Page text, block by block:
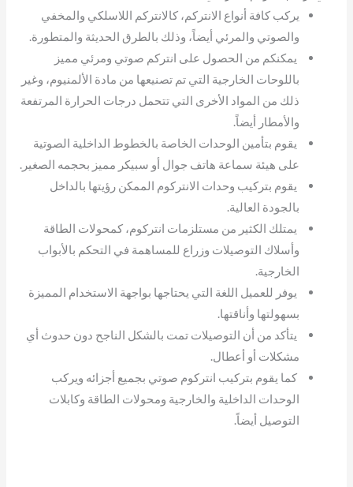
يركب كافة أنواع الانتركم، كالانتركم اللاسلكي والمخفي
والصوتي والمرئي أيضاً، وذلك بالطرق الحديثة والمتطورة.
يمكنكم من الحصول على انتركم صوتي ومرئي مميز
باللوحات الخارجية التي تم تصنيعها من مادة الألمنيوم، وغير
ذلك من المواد الأخرى التي تتحمل درجات الحرارة المرتفعة
والأمطار أيضاً.
يقوم بتأمين الوحدات الخاصة بالخطوط الداخلية الصوتية
على هيئة سماعة هاتف جوال أو سبيكر مميز بحجمه الصغير.
يقوم بتركيب وحدات الانتركوم الممكن رؤيتها بالداخل
بالجودة العالية.
يمتلك الكثير من مستلزمات انتركوم، كمحولات الطاقة
وأسلاك التوصيلات وزراع للمساهمة في التحكم بالأبواب
الخارجية.
يوفر للعميل اللغة التي يحتاجها بواجهة الاستخدام المميزة
بسهولتها وأناقتها.
يتأكد من أن التوصيلات تمت بالشكل الناجح دون حدوث أي
مشكلات أو أعطال.
كما يقوم بتركيب انتركوم صوتي بجميع أجزائه ويركب
الوحدات الداخلية والخارجية ومحولات الطاقة وكابلات
التوصيل أيضاً.